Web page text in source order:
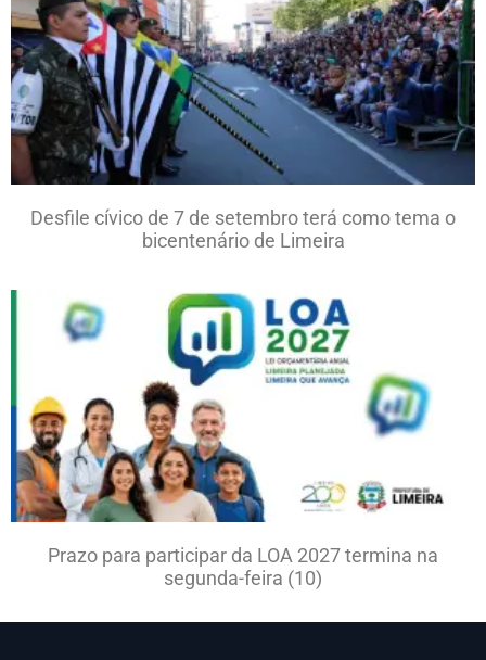
Desfile cívico de 7 de setembro terá como tema o
bicentenário de Limeira
Prazo para participar da LOA 2027 termina na
segunda-feira (10)